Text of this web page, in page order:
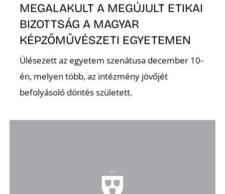
MEGALAKULT A MEGÚJULT ETIKAI
BIZOTTSÁG A MAGYAR
KÉPZŐMŰVÉSZETI EGYETEMEN
Ülésezett az egyetem szenátusa december 10-
én, melyen több, az intézmény jövőjét
befolyásoló döntés született.